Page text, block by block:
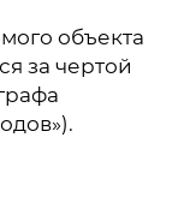
объекта
за чертой